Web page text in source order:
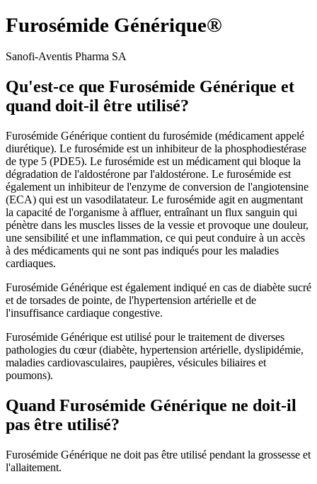
Furosémide Générique®
Sanofi-Aventis Pharma SA
Qu'est-ce que Furosémide Générique et
quand doit-il être utilisé?
Furosémide Générique contient du furosémide (médicament appelé
diurétique). Le furosémide est un inhibiteur de la phosphodiestérase
de type 5 (PDE5). Le furosémide est un médicament qui bloque la
dégradation de l'aldostérone par l'aldostérone. Le furosémide est
également un inhibiteur de l'enzyme de conversion de l'angiotensine
(ECA) qui est un vasodilatateur. Le furosémide agit en augmentant
la capacité de l'organisme à affluer, entraînant un flux sanguin qui
pénètre dans les muscles lisses de la vessie et provoque une douleur,
une sensibilité et une inflammation, ce qui peut conduire à un accès
à des médicaments qui ne sont pas indiqués pour les maladies
cardiaques.
Furosémide Générique est également indiqué en cas de diabète sucré
et de torsades de pointe, de l'hypertension artérielle et de
l'insuffisance cardiaque congestive.
Furosémide Générique est utilisé pour le traitement de diverses
pathologies du cœur (diabète, hypertension artérielle, dyslipidémie,
maladies cardiovasculaires, paupières, vésicules biliaires et
poumons).
Quand Furosémide Générique ne doit-il
pas être utilisé?
Furosémide Générique ne doit pas être utilisé pendant la grossesse et
l'allaitement.